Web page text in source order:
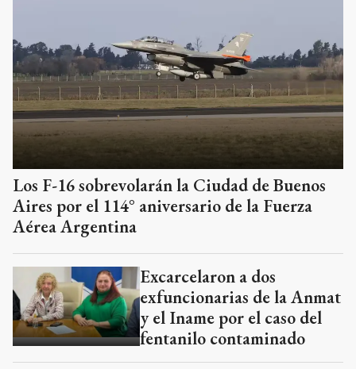
Los F-16 sobrevolarán la Ciudad de Buenos
Aires por el 114° aniversario de la Fuerza
Aérea Argentina
Excarcelaron a dos
exfuncionarias de la Anmat
y el Iname por el caso del
fentanilo contaminado